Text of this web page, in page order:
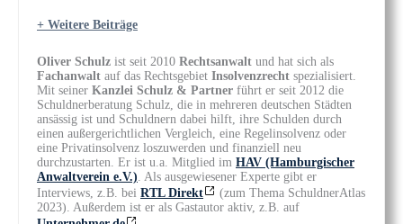
+ Weitere Beiträge
Oliver Schulz ist seit 2010 Rechtsanwalt und hat sich als
Fachanwalt auf das Rechtsgebiet Insolvenzrecht spezialisiert.
Mit seiner Kanzlei Schulz & Partner führt er seit 2012 die
Schuldnerberatung Schulz, die in mehreren deutschen Städten
ansässig ist und Schuldnern dabei hilft, ihre Schulden durch
einen außergerichtlichen Vergleich, eine Regelinsolvenz oder
eine Privatinsolvenz loszuwerden und finanziell neu
durchzustarten. Er ist u.a. Mitglied im HAV (Hamburgischer
Anwaltverein e.V.) . Als ausgewiesener Experte gibt er
Interviews, z.B. bei RTL Direkt
(zum Thema SchuldnerAtlas
2023). Außerdem ist er als Gastautor aktiv, z.B. auf